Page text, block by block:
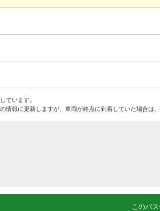
ています。
情報に更新しますが、車両が終点に到着していた場合は
このバ